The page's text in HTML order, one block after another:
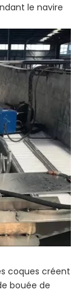
le navire
coques créent
bouée de